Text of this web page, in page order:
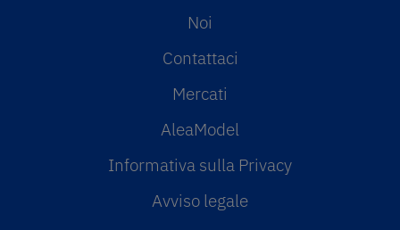
Noi
Contattaci
Mercati
AleaModel
Informativa sulla Privacy
Avviso legale